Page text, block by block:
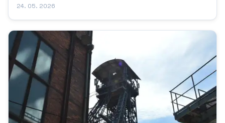
24. 05. 2026